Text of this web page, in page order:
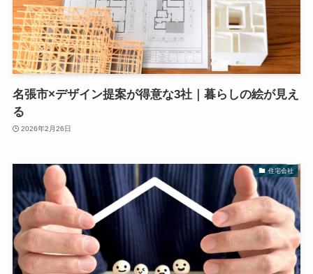
名張市×デザイン提案が得意な3社｜暮らしの絵が見え
る
2026年2月26日
住宅会社